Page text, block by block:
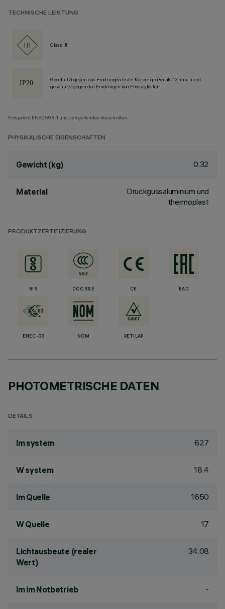
TECHNISCHE LEISTUNG
Class III
Geschützt gegen das Eindringen fester Körper größer als 12 mm, nicht
geschützt gegen das Eindringen von Flüssigkeiten.
Entspricht EN60598-1 und den geltenden Vorschriften.
PHYSIKALISCHE EIGENSCHAFTEN
Gewicht (kg) 0.32
Material
Druckgussaluminium und
thermoplast
PRODUKTZERTIFIZIERUNG
BIS CCC S&E CE EAC
ENEC-03 NOM RETILAP
PHOTOMETRISCHE DATEN
DETAILS
lm system 627
W system 18.4
lm Quelle 1650
W Quelle 17
Lichtausbeute (realer
Wert)
34.08
lm im Notbetrieb -